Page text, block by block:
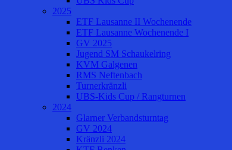
2025
ETF Lausanne II Wochenende
ETF Lausanne Wochenende I
GV 2025
Jugend SM Schaukelring
KVM Galgenen
RMS Neftenbach
Turnerkränzli
UBS-Kids Cup / Rangturnen
2024
Glarner Verbandsturntag
GV 2024
Kränzli 2024